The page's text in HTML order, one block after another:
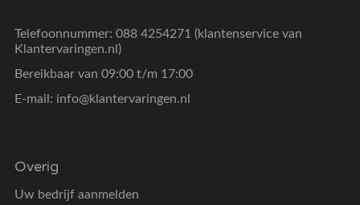
Telefoonnummer: 088 4254271 (klantenservice van
Klantervaringen.nl)
Bereikbaar van 09:00 t/m 17:00
E-mail: info@klantervaringen.nl
Overig
Uw bedrijf aanmelden